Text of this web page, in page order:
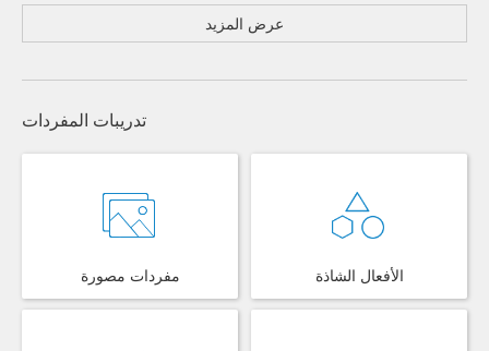
عرض المزيد
تدريبات المفردات
مفردات مصورة الأفعال الشاذة